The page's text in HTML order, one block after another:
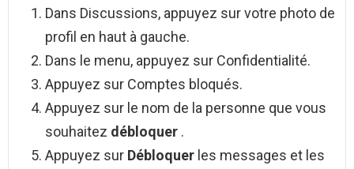
Dans Discussions, appuyez sur votre photo de
profil en haut à gauche.
Dans le menu, appuyez sur Confidentialité.
Appuyez sur Comptes bloqués.
Appuyez sur le nom de la personne que vous
souhaitez débloquer .
Appuyez sur Débloquer les messages et les